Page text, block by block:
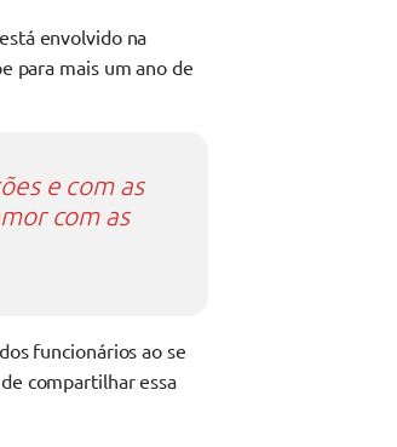
envolvido na
para mais um ano de
e com as
com as
funcionários ao se
compartilhar essa